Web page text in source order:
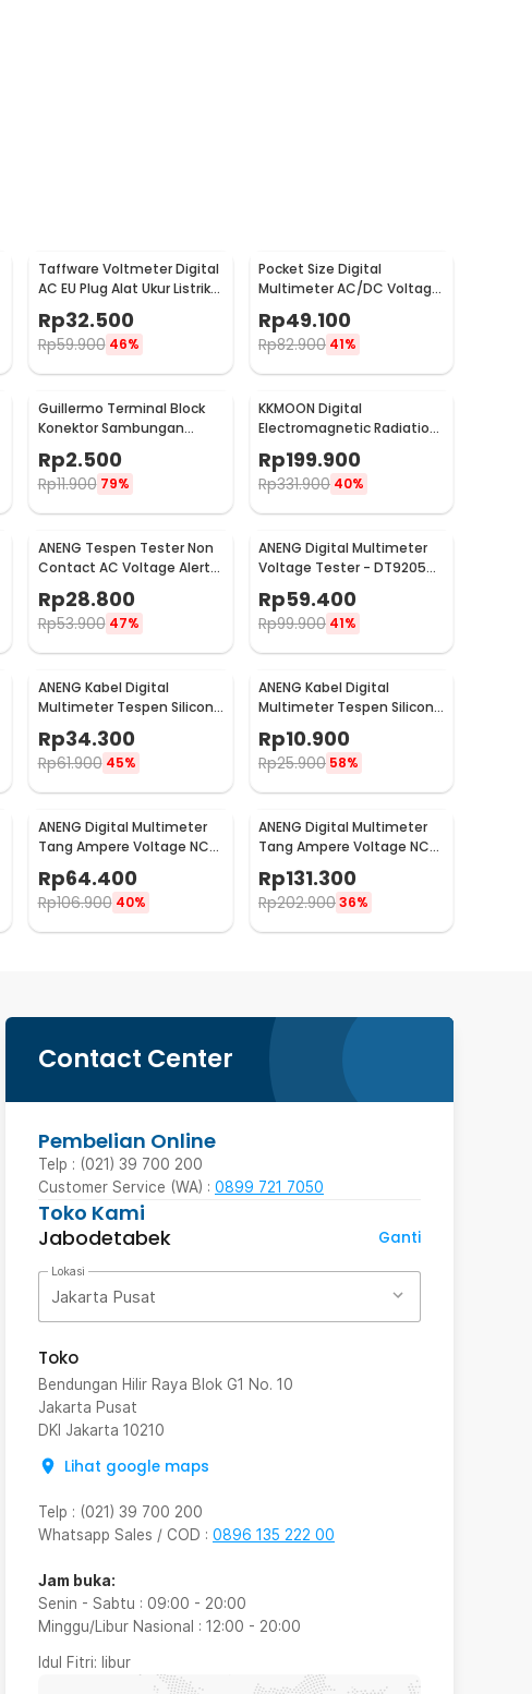
Taffware Voltmeter Digital
AC EU Plug Alat Ukur Listrik
110-300V - DM55-1
Rp32.500
Rp59.900 46%
Pocket Size Digital
Multimeter AC/DC Voltage
Rp49.100
Rp82.900 41%
Guillermo Terminal Block
Konektor Sambungan
- GTB6
Rp2.500
Rp11.900 79%
KKMOON Digital
Electromagnetic Radiation
ET825
Rp199.900
Rp331.900 40%
ANENG Tespen Tester Non
Contact AC Voltage Alert
Detector 12-1000V - VD802
Rp28.800
Rp53.900 47%
ANENG Digital Multimeter
Voltage Tester - DT9205A-
Rp59.400
Rp99.900 41%
ANENG Kabel Digital
Multimeter Tespen Silicon
Rubber Wire 1000V - PT3003
Rp34.300
Rp61.900 45%
ANENG Kabel Digital
Multimeter Tespen Silicon
PT1005
Rp10.900
Rp25.900 58%
ANENG Digital Multimeter
Tang Ampere Voltage NCV
Tester Clamp 600V - MT87
Rp64.400
Rp106.900 40%
ANENG Digital Multimeter
Tang Ampere Voltage NCV
Tester Clamp 600V - ST201
Rp131.300
Rp202.90036%
Contact Center
Pembelian Online
Telp : (021) 39 700 200
Customer Service (WA) : 0899 721 7050
Toko Kami
Jabodetabek
Ganti
Lokasi
Jakarta Pusat
Toko
Bendungan Hilir Raya Blok G1 No. 10
Jakarta Pusat
DKI Jakarta 10210
Lihat google maps
Telp : (021) 39 700 200
Whatsapp Sales / COD : 0896 135 222 00
Jam buka:
Senin - Sabtu : 09:00 - 20:00
Minggu/Libur Nasional : 12:00 - 20:00
Idul Fitri: libur